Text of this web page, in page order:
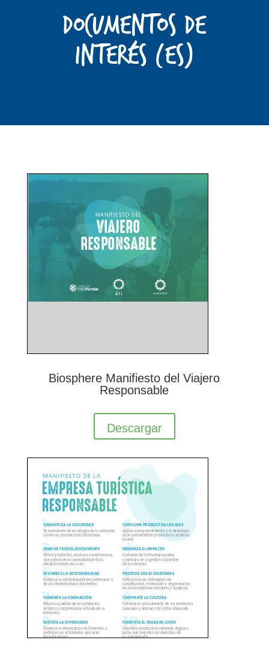
Documentos de
interés (ES)
Biosphere Manifiesto del Viajero
Responsable
Descargar